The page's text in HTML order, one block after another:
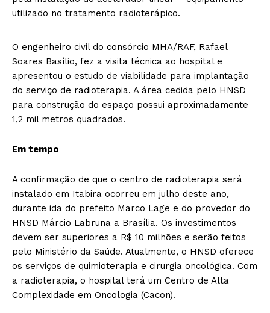
utilizado no tratamento radioterápico.
O engenheiro civil do consórcio MHA/RAF, Rafael
Soares Basílio, fez a visita técnica ao hospital e
apresentou o estudo de viabilidade para implantação
do serviço de radioterapia. A área cedida pelo HNSD
para construção do espaço possui aproximadamente
1,2 mil metros quadrados.
Em tempo
A confirmação de que o centro de radioterapia será
instalado em Itabira ocorreu em julho deste ano,
durante ida do prefeito Marco Lage e do provedor do
HNSD Márcio Labruna a Brasília. Os investimentos
devem ser superiores a R$ 10 milhões e serão feitos
pelo Ministério da Saúde. Atualmente, o HNSD oferece
os serviços de quimioterapia e cirurgia oncológica. Com
a radioterapia, o hospital terá um Centro de Alta
Complexidade em Oncologia (Cacon).